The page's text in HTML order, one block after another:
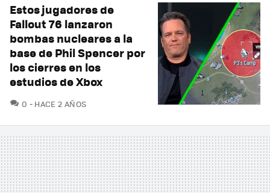
Estos jugadores de
Fallout 76 lanzaron
bombas nucleares a la
base de Phil Spencer por
los cierres en los
estudios de Xbox
0 COMENTARIOS
HACE 2 AÑOS